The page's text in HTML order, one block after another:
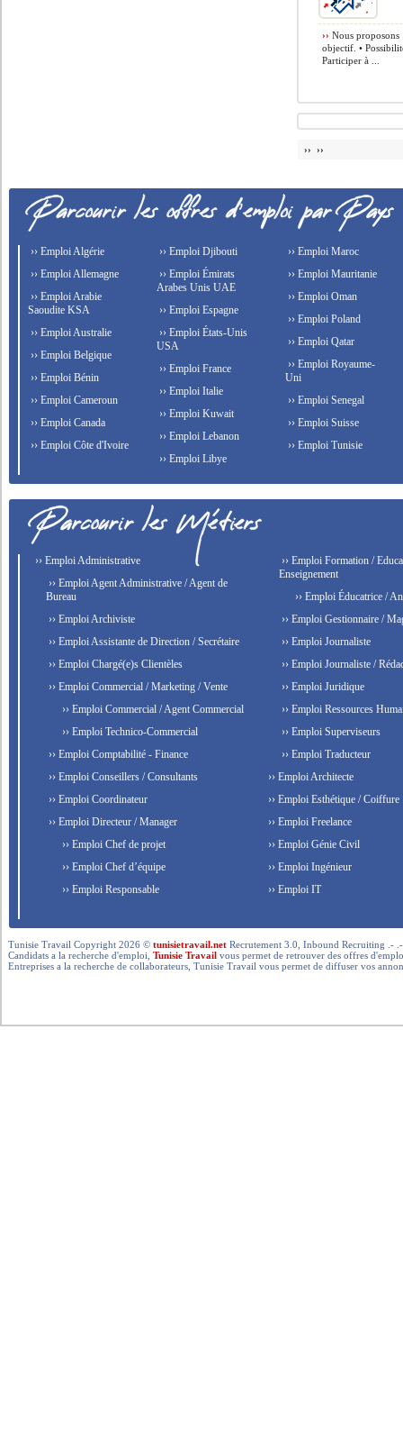
›› Nous proposons
objectif. •
Participer à ...
›› ››
›› Emploi Algérie
›› Emploi Allemagne
›› Emploi Arabie
Saoudite KSA
›› Emploi Australie
›› Emploi Belgique
›› Emploi Bénin
›› Emploi Cameroun
›› Emploi Canada
›› Emploi Côte d'Ivoire
›› Emploi Djibouti
›› Emploi Émirats
Arabes Unis UAE
›› Emploi Espagne
›› Emploi États-Unis
USA
›› Emploi France
›› Emploi Italie
›› Emploi Kuwait
›› Emploi Lebanon
›› Emploi Libye
›› Emploi Maroc
›› Emploi Mauritanie
›› Emploi Oman
›› Emploi Poland
›› Emploi Qatar
›› Emploi Royaume-
Uni
›› Emploi Senegal
›› Emploi Suisse
›› Emploi Tunisie
›› Emploi Administrative
›› Emploi Agent Administrative / Agent de
Bureau
›› Emploi Archiviste
›› Emploi Assistante de Direction / Secrétaire
›› Emploi Chargé(e)s Clientèles
›› Emploi Commercial / Marketing / Vente
›› Emploi Commercial / Agent Commercial
›› Emploi Technico-Commercial
›› Emploi Comptabilité - Finance
›› Emploi Conseillers / Consultants
›› Emploi Coordinateur
›› Emploi Directeur / Manager
›› Emploi Chef de projet
›› Emploi Chef d’équipe
›› Emploi Responsable
›› Emploi Formation /
Enseignement
›› Emploi Éducatrice /
›› Emploi Gestionnaire /
›› Emploi Journaliste
›› Emploi Journaliste /
›› Emploi Juridique
›› Emploi Ressources
›› Emploi Superviseurs
›› Emploi Traducteur
›› Emploi Architecte
›› Emploi Esthétique / Coiffure
›› Emploi Freelance
›› Emploi Génie Civil
›› Emploi Ingénieur
›› Emploi IT
Tunisie Travail Copyright 2026 ©tunisietravail.net Recrutement 3.0, Inbound Recruiting .-
Candidats a la recherche d'emploi,Tunisie Travail vous permet de retrouver des offres
Entreprises a la recherche de collaborateurs, Tunisie Travail vous permet de diffuser vos